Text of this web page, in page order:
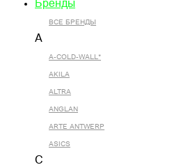
Бренды
ВСЕ БРЕНДЫ
A
A-COLD-WALL*
AKILA
ALTRA
ANGLAN
ARTE ANTWERP
ASICS
C